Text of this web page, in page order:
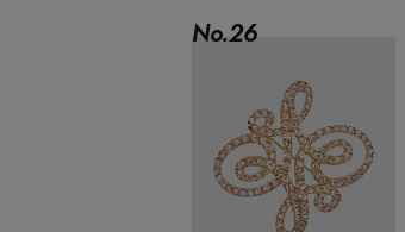
No.26